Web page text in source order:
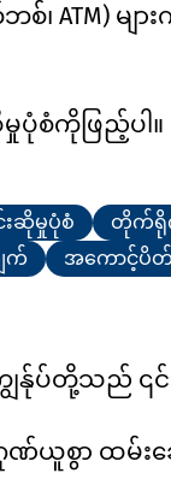
များ
စံကိုဖြည့်ပါ။
ဆိုမှုပုံစံ
တိုက်ရိုက်
က်
အကောင့်ပိတ်
ါ၊ ကျွန်ုပ်တို့
ဏ်ယူစွာ ထမ်း